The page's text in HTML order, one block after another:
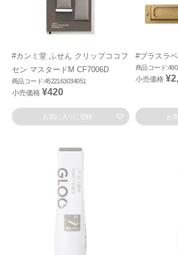
#カンミ堂 ふせん クリップココフ
セン マスタードM CF7006D
商品コード:4522163034051
小売価格 ¥420
お気に入りに登録
#ブラスラ
商品コード
小売価格
お